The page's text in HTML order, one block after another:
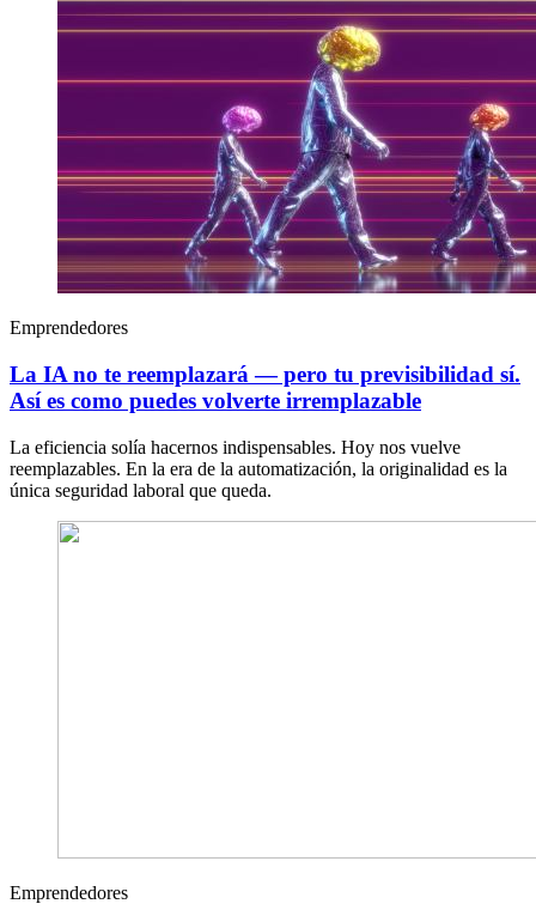
Emprendedores
La IA no te reemplazará — pero tu previsibilidad sí.
Así es como puedes volverte irremplazable
La eficiencia solía hacernos indispensables. Hoy nos vuelve
reemplazables. En la era de la automatización, la originalidad es la
única seguridad laboral que queda.
Emprendedores